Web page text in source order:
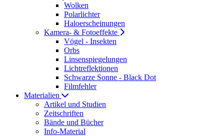
Wolken
Polarlichter
Haloerscheinungen
Kamera- & Fotoeffekte
Vögel - Insekten
Orbs
Linsenspiegelungen
Lichtreflektionen
Schwarze Sonne - Black Dot
Filmfehler
Materialien
Artikel und Studien
Zeitschriften
Bände und Bücher
Info-Material